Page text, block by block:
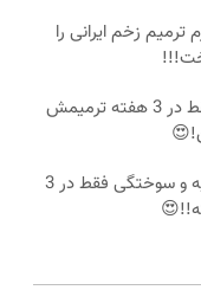
ترمیم زخم ایرانی را
جای بخیه داری؟؟ فقط در 3 هفته ترمیمش
ترمیم جای زخم، بخیه و سوختگی فقط در 3